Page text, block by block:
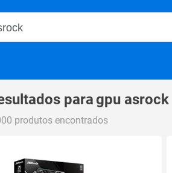
Magalu
paragpu asrock
produtos encontrados